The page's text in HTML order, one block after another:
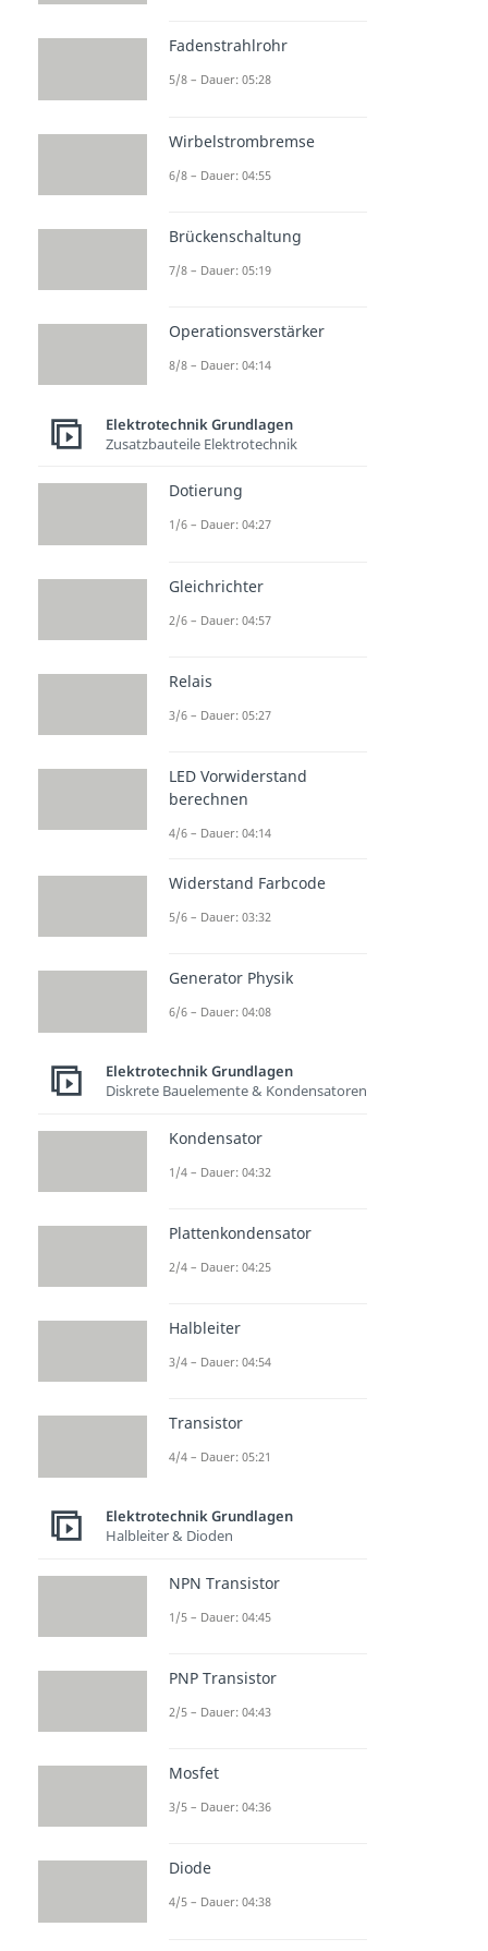
Fadenstrahlrohr
5/8 – Dauer: 05:28
Wirbelstrombremse
6/8 – Dauer: 04:55
Brückenschaltung
7/8 – Dauer: 05:19
Operationsverstärker
8/8 – Dauer: 04:14
Elektrotechnik Grundlagen
Zusatzbauteile Elektrotechnik
Dotierung
1/6 – Dauer: 04:27
Gleichrichter
2/6 – Dauer: 04:57
Relais
3/6 – Dauer: 05:27
LED Vorwiderstand
berechnen
4/6 – Dauer: 04:14
Widerstand Farbcode
5/6 – Dauer: 03:32
Generator Physik
6/6 – Dauer: 04:08
Elektrotechnik Grundlagen
Diskrete Bauelemente & Kondensatoren
Kondensator
1/4 – Dauer: 04:32
Plattenkondensator
2/4 – Dauer: 04:25
Halbleiter
3/4 – Dauer: 04:54
Transistor
4/4 – Dauer: 05:21
Elektrotechnik Grundlagen
Halbleiter & Dioden
NPN Transistor
1/5 – Dauer: 04:45
PNP Transistor
2/5 – Dauer: 04:43
Mosfet
3/5 – Dauer: 04:36
Diode
4/5 – Dauer: 04:38